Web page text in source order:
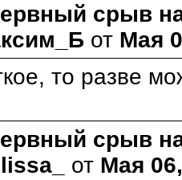
срыв
от Мая
то разве
срыв
от Мая